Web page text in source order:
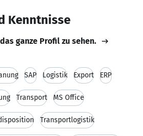
Kenntnisse
ganze Profil zu sehen.
SAP Logistik Export ERP
Transport MS Office
Transportlogistik